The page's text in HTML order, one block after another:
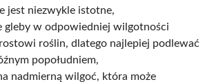
jest niezwykle istotne,
gleby w odpowiedniej wilgotności
roślin, dlatego najlepiej podlewać
popołudniem,
nadmierną wilgoć, która może